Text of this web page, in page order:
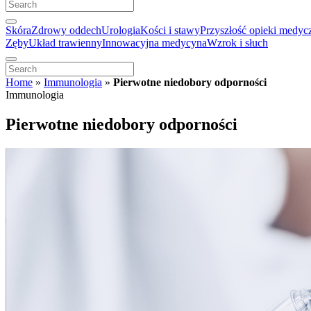
SkóraZdrowy oddechUrologiaKości i stawyPrzyszłość opieki
ZębyUkład trawiennyInnowacyjna medycynaWzrok i słuch
Home » Immunologia » Pierwotne niedobory odporności
Immunologia
Pierwotne niedobory odporności